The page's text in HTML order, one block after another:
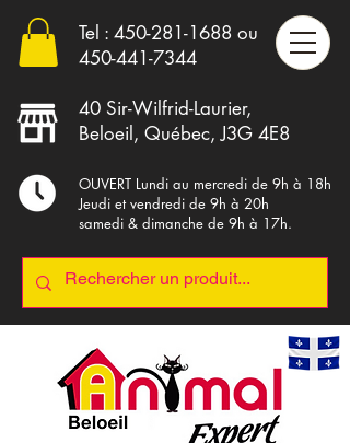
Tel : 450-281-1688 ou
450-441-7344
40 Sir-Wilfrid-Laurier,
Beloeil, Québec, J3G 4E8
OUVERT Lundi au mercredi de 9h à 18h
Jeudi et vendredi de 9h à 20h
samedi & dimanche de 9h à 17h.